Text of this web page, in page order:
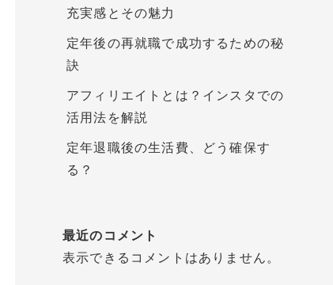
充実感とその魅力
定年後の再就職で成功するための秘
訣
アフィリエイトとは？インスタでの
活用法を解説
定年退職後の生活費、どう確保す
る？
最近のコメント
表示できるコメントはありません。